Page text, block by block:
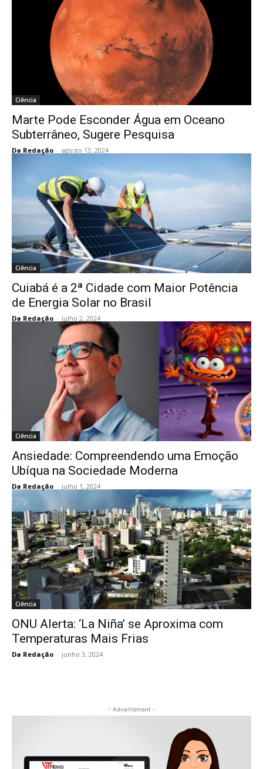
Ciência
Marte Pode Esconder Água em Oceano
Subterrâneo, Sugere Pesquisa
Da Redação - agosto 13, 2024
Ciência
Cuiabá é a 2ª Cidade com Maior Potência
de Energia Solar no Brasil
Da Redação - julho 2, 2024
Ciência
Ansiedade: Compreendendo uma Emoção
Ubíqua na Sociedade Moderna
Da Redação - julho 1, 2024
Ciência
ONU Alerta: ‘La Niña’ se Aproxima com
Temperaturas Mais Frias
Da Redação - junho 3, 2024
- Advertisment -